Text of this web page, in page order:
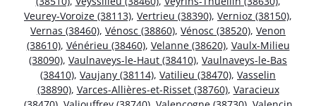
Veurey-Voroize (38113), Vertrieu (38390), Vernioz (38150),
Vernas (38460), Vénosc (38860), Vénosc (38520), Venon
(38610), Vénérieu (38460), Velanne (38620), Vaulx-Milieu
(38090), Vaulnaveys-le-Haut (38410), Vaulnaveys-le-Bas
(38410), Vaujany (38114), Vatilieu (38470), Vasselin
(38890), Varces-Allières-et-Risset (38760), Varacieux